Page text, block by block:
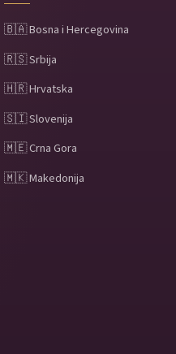
🇧🇦 Bosna i Hercegovina
🇷🇸 Srbija
🇭🇷 Hrvatska
🇸🇮 Slovenija
🇲🇪 Crna Gora
🇲🇰 Makedonija